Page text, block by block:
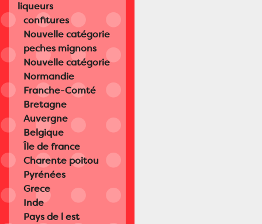
liqueurs
confitures
Nouvelle catégorie
peches mignons
Nouvelle catégorie
Normandie
Franche-Comté
Bretagne
Auvergne
Belgique
Île de france
Charente poitou
Pyrénées
Grece
Inde
Pays de l est